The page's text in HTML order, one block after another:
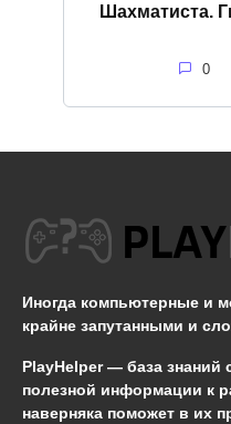
Шахматиста.
0
Иногда компьютерные и
крайне запутанными и
PlayHelper — база знаний
полезной информации к
наверняка поможет в их